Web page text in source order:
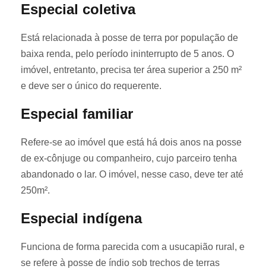
Especial coletiva
Está relacionada à posse de terra por população de
baixa renda, pelo período ininterrupto de 5 anos. O
imóvel, entretanto, precisa ter área superior a 250 m²
e deve ser o único do requerente.
Especial familiar
Refere-se ao imóvel que está há dois anos na posse
de ex-cônjuge ou companheiro, cujo parceiro tenha
abandonado o lar. O imóvel, nesse caso, deve ter até
250m².
Especial indígena
Funciona de forma parecida com a usucapião rural, e
se refere à posse de índio sob trechos de terras